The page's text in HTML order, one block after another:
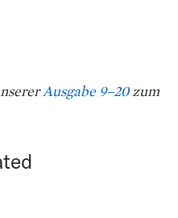
Ausgabe 9–20zum